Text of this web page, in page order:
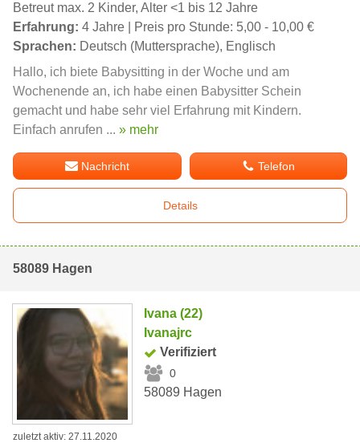
Betreut max. 2 Kinder, Alter <1 bis 12 Jahre
Erfahrung: 4 Jahre | Preis pro Stunde: 5,00 - 10,00 €
Sprachen: Deutsch (Muttersprache), Englisch
Hallo, ich biete Babysitting in der Woche und am
Wochenende an, ich habe einen Babysitter Schein
gemacht und habe sehr viel Erfahrung mit Kindern.
Einfach anrufen ... » mehr
Nachricht Telefon
Details
58089 Hagen
Ivana (22)
Ivanajrc
Verifiziert
0
58089 Hagen
zuletzt aktiv: 27.11.2020